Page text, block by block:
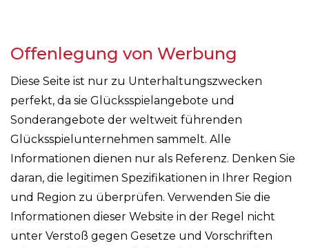
Offenlegung von Werbung
Diese Seite ist nur zu Unterhaltungszwecken
perfekt, da sie Glücksspielangebote und
Sonderangebote der weltweit führenden
Glücksspielunternehmen sammelt. Alle
Informationen dienen nur als Referenz. Denken Sie
daran, die legitimen Spezifikationen in Ihrer Region
und Region zu überprüfen. Verwenden Sie die
Informationen dieser Website in der Regel nicht
unter Verstoß gegen Gesetze und Vorschriften